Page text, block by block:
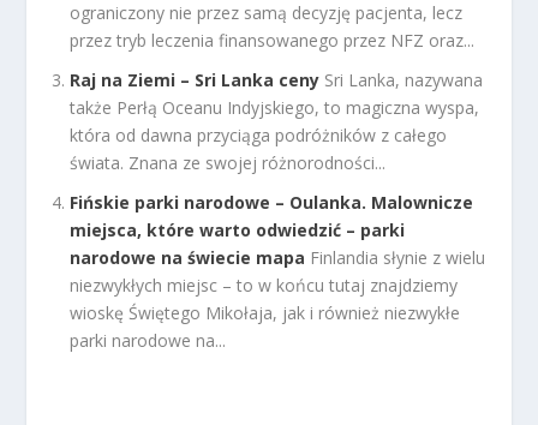
ograniczony nie przez samą decyzję pacjenta, lecz
przez tryb leczenia finansowanego przez NFZ oraz...
Raj na Ziemi – Sri Lanka ceny Sri Lanka, nazywana
także Perłą Oceanu Indyjskiego, to magiczna wyspa,
która od dawna przyciąga podróżników z całego
świata. Znana ze swojej różnorodności...
Fińskie parki narodowe – Oulanka. Malownicze
miejsca, które warto odwiedzić – parki
narodowe na świecie mapa Finlandia słynie z wielu
niezwykłych miejsc – to w końcu tutaj znajdziemy
wioskę Świętego Mikołaja, jak i również niezwykłe
parki narodowe na...